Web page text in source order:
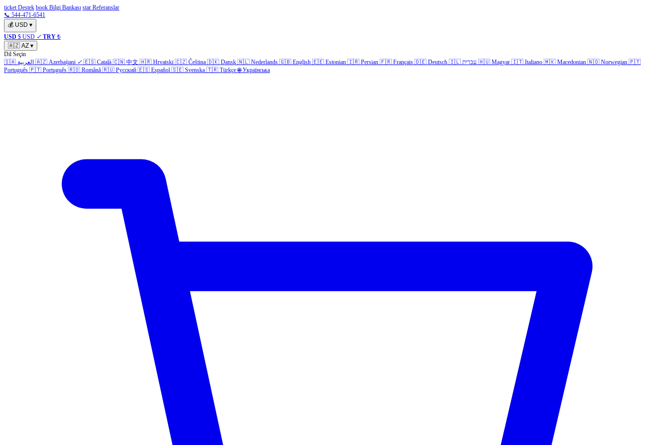
ticket Destek book Bilgi Bankası star Referanslar
📞 544-471-6541
💰 USD ▾
USD $ USD ✓ TRY ₺
🇦🇿 AZ ▾
Dil Seçin
🇸🇦 العربية 🇦🇿 Azerbaijani ✓ 🇪🇸 Català 🇨🇳 中文 🇭🇷 Hrvatski 🇨🇿 Čeština 🇩🇰 Dansk 🇳🇱 Nederlands 🇬🇧 English 🇪🇪 Estonian 🇮🇷 Persian 🇫🇷 Français 🇩🇪 Deutsch 🇮🇱 עברית 🇭🇺 Magyar 🇮🇹 Italiano 🇲🇰 Macedonian 🇳🇴 Norwegian 🇵🇹
Português 🇵🇹 Português 🇷🇴 Română 🇷🇺 Русский 🇪🇸 Español 🇸🇪 Svenska 🇹🇷 Türkçe 🌐 Українська